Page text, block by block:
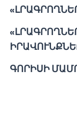
ԳՈՐԻՍԻ